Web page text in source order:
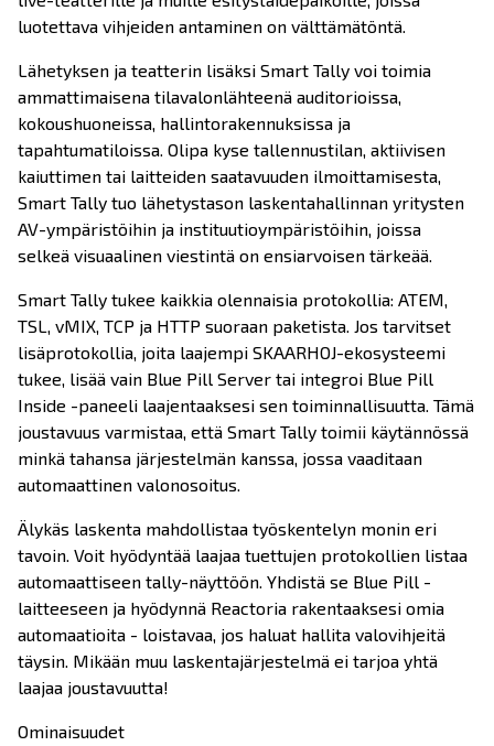
luotettava vihjeiden antaminen on välttämätöntä.
Lähetyksen ja teatterin lisäksi Smart Tally voi toimia
ammattimaisena tilavalonlähteenä auditorioissa,
kokoushuoneissa, hallintorakennuksissa ja
tapahtumatiloissa. Olipa kyse tallennustilan, aktiivisen
kaiuttimen tai laitteiden saatavuuden ilmoittamisesta,
Smart Tally tuo lähetystason laskentahallinnan yritysten
AV-ympäristöihin ja instituutioympäristöihin, joissa
selkeä visuaalinen viestintä on ensiarvoisen tärkeää.
Smart Tally tukee kaikkia olennaisia protokollia: ATEM,
TSL, vMIX, TCP ja HTTP suoraan paketista. Jos tarvitset
lisäprotokollia, joita laajempi SKAARHOJ-ekosysteemi
tukee, lisää vain Blue Pill Server tai integroi Blue Pill
Inside -paneeli laajentaaksesi sen toiminnallisuutta. Tämä
joustavuus varmistaa, että Smart Tally toimii käytännössä
minkä tahansa järjestelmän kanssa, jossa vaaditaan
automaattinen valonosoitus.
Älykäs laskenta mahdollistaa työskentelyn monin eri
tavoin. Voit hyödyntää laajaa tuettujen protokollien listaa
automaattiseen tally-näyttöön. Yhdistä se Blue Pill -
laitteeseen ja hyödynnä Reactoria rakentaaksesi omia
automaatioita - loistavaa, jos haluat hallita valovihjeitä
täysin. Mikään muu laskentajärjestelmä ei tarjoa yhtä
laajaa joustavuutta!
Ominaisuudet